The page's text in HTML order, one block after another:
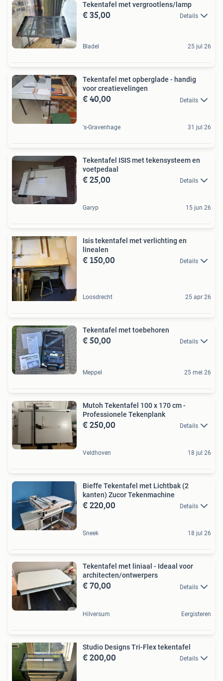
Tekentafel met vergrootlens/lamp
€ 35,00 Details
Bladel 25 jul 26
Tekentafel met opberglade - handig
voor creatievelingen
€ 40,00 Details
's-Gravenhage 31 jul 26
Tekentafel ISIS met tekensysteem en
voetpedaal
€ 25,00 Details
Garyp 15 jun 26
Isis tekentafel met verlichting en
linealen
€ 150,00 Details
Loosdrecht 25 apr 26
Tekentafel met toebehoren
€ 50,00 Details
Meppel 25 mei 26
Mutoh Tekentafel 100 x 170 cm -
Professionele Tekenplank
€ 250,00 Details
Veldhoven 18 jul 26
Bieffe Tekentafel met Lichtbak (2
kanten) Zucor Tekenmachine
€ 220,00 Details
Sneek 18 jul 26
Tekentafel met liniaal - Ideaal voor
architecten/ontwerpers
€ 70,00 Details
Hilversum Eergisteren
Studio Designs Tri-Flex tekentafel
€ 200,00 Details